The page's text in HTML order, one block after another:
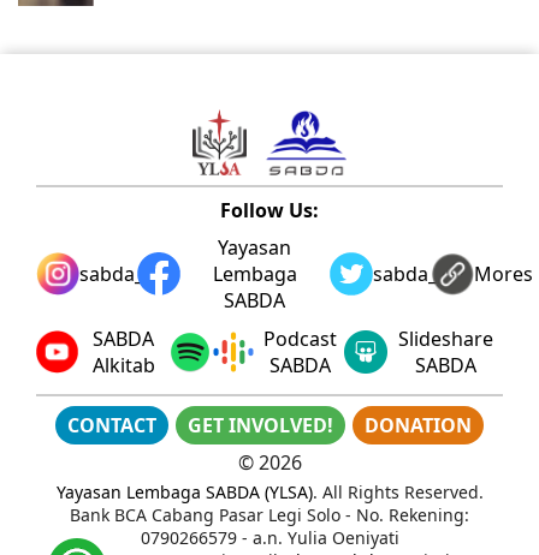
Follow Us:
sabda_ylsa
Yayasan
Lembaga
SABDA
sabda_ylsaMores
SABDA
Alkitab
Podcast
SABDA
Slideshare
SABDA
CONTACT GET INVOLVED!
DONATION
©2026
Yayasan Lembaga SABDA (YLSA). All Rights Reserved.
Bank BCA Cabang Pasar Legi Solo - No. Rekening:
0790266579 - a.n. Yulia Oeniyati